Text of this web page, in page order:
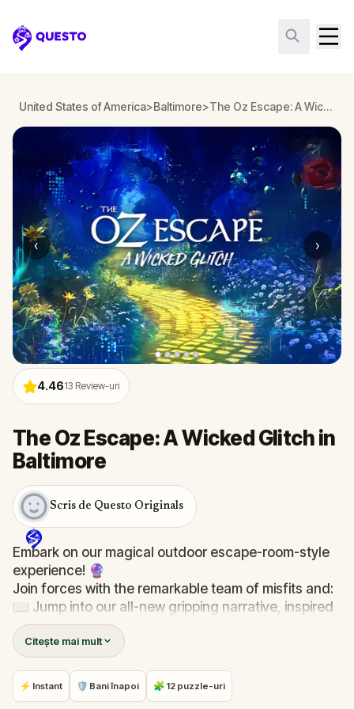
Questo
United States of America>Baltimore> The Oz Escape: A Wicked Glitch in Baltimore
‹ ›
4.4613 Review-uri
The Oz Escape: A Wicked Glitch in
Baltimore
Scris de Questo Originals
Embark on our magical outdoor escape-room-style
experience! 🔮
Join forces with the remarkable team of misfits and:
📖 Jump into our all-new gripping narrative, inspired
by L. Frank Baum’s original Oz novel from 1900!
🤔 Try to outsmart the witch by cracking immersive
puzzles with friends, or tackle her challenges solo,
facing off against the leaderboard.
Citește mai mult
⚡ Instant 🛡 Bani înapoi 🧩 12 puzzle-uri